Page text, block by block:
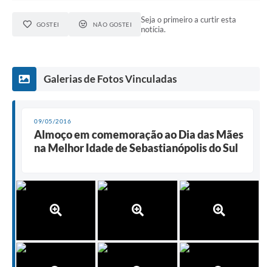
GOSTEI NÃO GOSTEI
Seja o primeiro a curtir esta
notícia.
Galerias de Fotos Vinculadas
09/05/2016
Almoço em comemoração ao Dia das Mães
na Melhor Idade de Sebastianópolis do Sul